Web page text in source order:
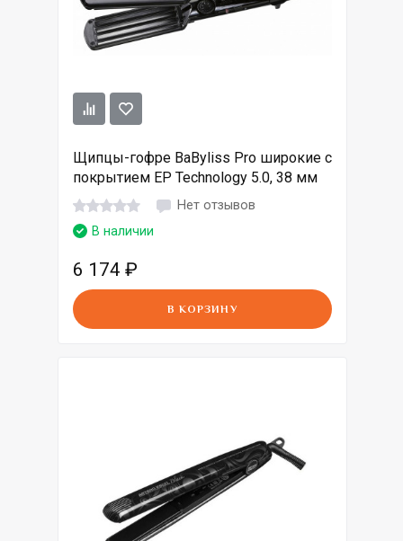
Щипцы-гофре BaByliss Pro широкие с
покрытием EP Technology 5.0, 38 мм
Нет отзывов
В наличии
6 174 ₽
В КОРЗИНУ